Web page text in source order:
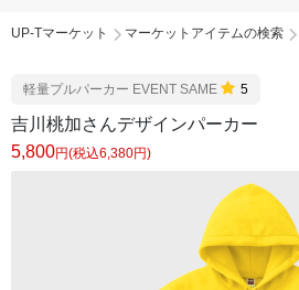
UP-Tマーケット マーケットアイテムの検索
軽量プルパーカー EVENT SAME 5
吉川桃加さんデザインパーカー
5,800円(税込6,380円)